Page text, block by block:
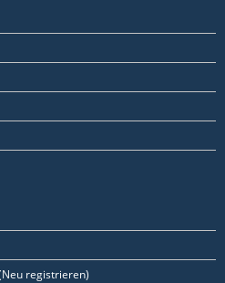
registrieren)